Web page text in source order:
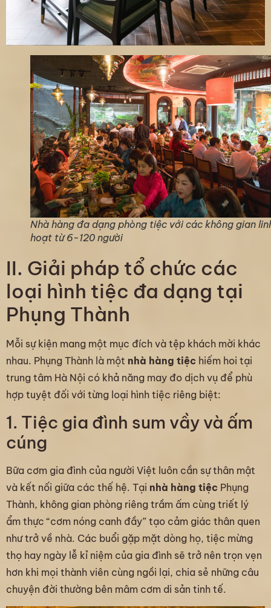
Nhà hàng đa dạng phòng tiệc với các không gian
hoạt từ 6-120 người
II. Giải pháp tổ chức các
loại hình tiệc đa dạng tại
Phụng Thành
Mỗi sự kiện mang một mục đích và tệp khách mời khác
nhau. Phụng Thành là một nhà hàng tiệc hiếm hoi tại
trung tâm Hà Nội có khả năng may đo dịch vụ để phù
hợp tuyệt đối với từng loại hình tiệc riêng biệt:
1. Tiệc gia đình sum vầy và ấm
cúng
Bữa cơm gia đình của người Việt luôn cần sự thân mật
và kết nối giữa các thế hệ. Tại nhà hàng tiệc Phụng
Thành, không gian phòng riêng trầm ấm cùng triết lý
ẩm thực “cơm nóng canh đầy” tạo cảm giác thân quen
như trở về nhà. Các buổi gặp mặt dòng họ, tiệc mừng
thọ hay ngày lễ kỉ niệm của gia đình sẽ trở nên trọn vẹn
hơn khi mọi thành viên cùng ngồi lại, chia sẻ những câu
chuyện đời thường bên mâm cơm di sản tinh tế.